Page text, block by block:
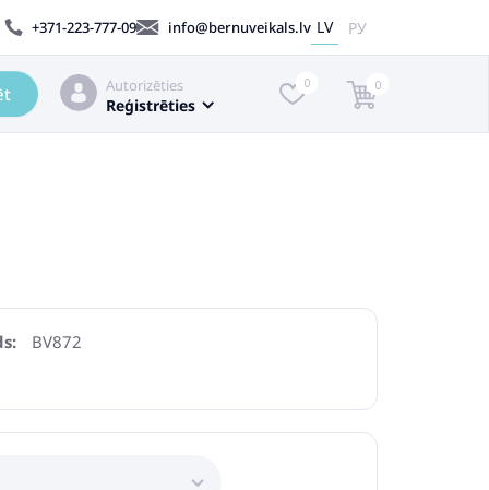
+371-223-777-09 info@bernuveikals.lv LV РУ
Autorizēties
Reģistrēties
0 0
BV872